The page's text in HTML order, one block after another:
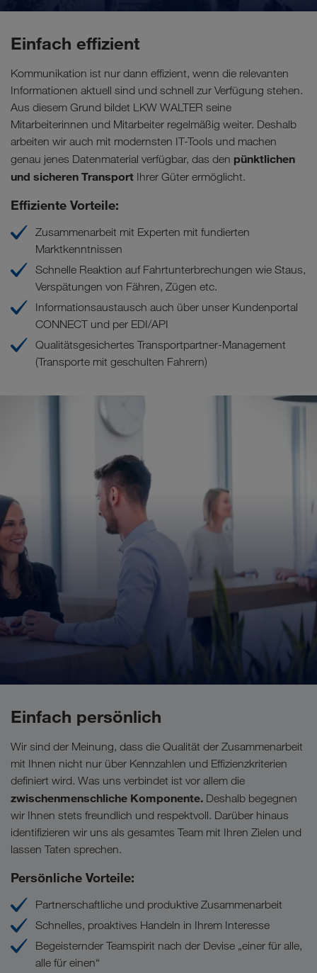
Einfach effizient
Kommunikation ist nur dann effizient, wenn die relevanten
Informationen aktuell sind und schnell zur Verfügung stehen.
Aus diesem Grund bildet LKW WALTER seine
Mitarbeiterinnen und Mitarbeiter regelmäßig weiter. Deshalb
arbeiten wir auch mit modernsten IT-Tools und machen
genau jenes Datenmaterial verfügbar, das den pünktlichen
und sicheren Transport Ihrer Güter ermöglicht.
Effiziente Vorteile:
Zusammenarbeit mit Experten mit fundierten
Marktkenntnissen
Schnelle Reaktion auf Fahrtunterbrechungen wie Staus,
Verspätungen von Fähren, Zügen etc.
Informationsaustausch auch über unser Kundenportal
CONNECT und per EDI/API
Qualitätsgesichertes Transportpartner-Management
(Transporte mit geschulten Fahrern)
Einfach persönlich
Wir sind der Meinung, dass die Qualität der Zusammenarbeit
mit Ihnen nicht nur über Kennzahlen und Effizienzkriterien
definiert wird. Was uns verbindet ist vor allem die
zwischenmenschliche Komponente. Deshalb begegnen
wir Ihnen stets freundlich und respektvoll. Darüber hinaus
identifizieren wir uns als gesamtes Team mit Ihren Zielen und
lassen Taten sprechen.
Persönliche Vorteile:
Partnerschaftliche und produktive Zusammenarbeit
Schnelles, proaktives Handeln in Ihrem Interesse
Begeisternder Teamspirit nach der Devise „einer für alle,
alle für einen“